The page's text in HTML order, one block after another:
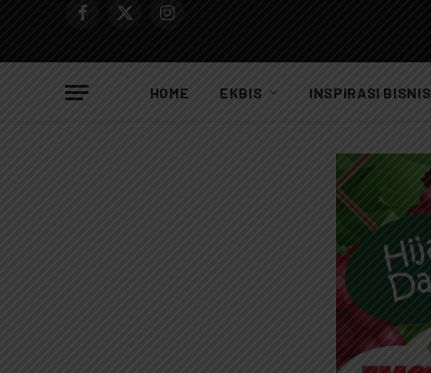
Facebook
X
Instagram
HOME EKBIS INSPIRASI BISNIS